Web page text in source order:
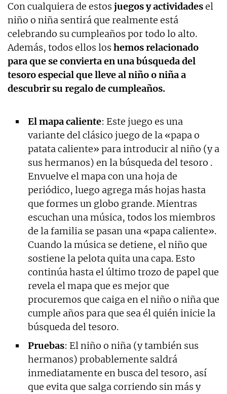
Con cualquiera de estos juegos y actividadesel
niño o niña sentirá que realmente está
celebrando su cumpleaños por todo lo alto.
Además, todos ellos los hemos relacionado
para que se convierta en una búsqueda del
tesoro especial que lleve al niño o niña a
descubrir su regalo de cumpleaños.
El mapa caliente: Este juego es una
variante del clásico juego de la «papa o
patata caliente» para introducir al niño (y a
sus hermanos) en la búsqueda del tesoro .
Envuelve el mapa con una hoja de
periódico, luego agrega más hojas hasta
que formes un globo grande. Mientras
escuchan una música, todos los miembros
de la familia se pasan una «papa caliente».
Cuando la música se detiene, el niño que
sostiene la pelota quita una capa. Esto
continúa hasta el último trozo de papel que
revela el mapa que es mejor que
procuremos que caiga en el niño o niña que
cumple años para que sea él quién inicie la
búsqueda del tesoro.
Pruebas: El niño o niña (y también sus
hermanos) probablemente saldrá
inmediatamente en busca del tesoro, así
que evita que salga corriendo sin más y